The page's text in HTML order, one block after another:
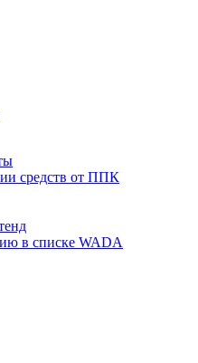
средств от ППК
в списке WADA